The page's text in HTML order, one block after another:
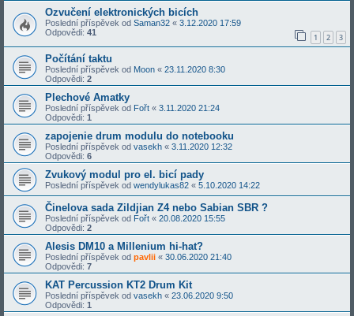
Ozvučení elektronických bicích
Poslední příspěvek od Saman32 « 3.12.2020 17:59
Odpovědi: 41 1 2 3
Počítání taktu
Poslední příspěvek od Moon « 23.11.2020 8:30
Odpovědi: 2
Plechové Amatky
Poslední příspěvek od Fořt « 3.11.2020 21:24
Odpovědi: 1
zapojenie drum modulu do notebooku
Poslední příspěvek od vasekh « 3.11.2020 12:32
Odpovědi: 6
Zvukový modul pro el. bicí pady
Poslední příspěvek od wendylukas82 « 5.10.2020 14:22
Činelova sada Zildjian Z4 nebo Sabian SBR ?
Poslední příspěvek od Fořt « 20.08.2020 15:55
Odpovědi: 2
Alesis DM10 a Millenium hi-hat?
Poslední příspěvek od pavlii « 30.06.2020 21:40
Odpovědi: 7
KAT Percussion KT2 Drum Kit
Poslední příspěvek od vasekh « 23.06.2020 9:50
Odpovědi: 1